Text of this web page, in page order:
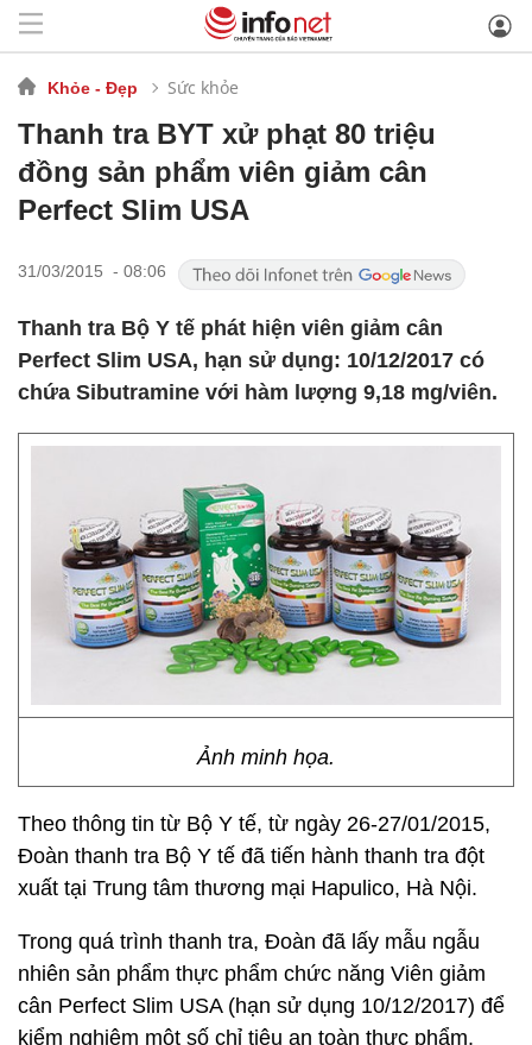
Khỏe - Đẹp Sức khỏe
Thanh tra BYT xử phạt 80 triệu
đồng sản phẩm viên giảm cân
Perfect Slim USA
31/03/2015 - 08:06
Thanh tra Bộ Y tế phát hiện viên giảm cân
Perfect Slim USA, hạn sử dụng: 10/12/2017 có
chứa Sibutramine với hàm lượng 9,18 mg/viên.
Ảnh minh họa.
Theo thông tin từ Bộ Y tế, từ ngày 26-27/01/2015,
Đoàn thanh tra Bộ Y tế đã tiến hành thanh tra đột
xuất tại Trung tâm thương mại Hapulico, Hà Nội.
Trong quá trình thanh tra, Đoàn đã lấy mẫu ngẫu
nhiên sản phẩm thực phẩm chức năng Viên giảm
cân Perfect Slim USA (hạn sử dụng 10/12/2017) để
kiểm nghiệm một số chỉ tiêu an toàn thực phẩm.